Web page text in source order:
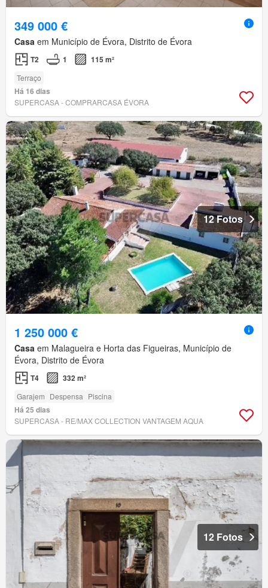
349 000 €
Casa em Município de Évora, Distrito de Évora
T2 1 115 m²
Terraço
Há 16 dias
SUPERCASA - COMPRARCASA ÉVORA
12 Fotos
1 250 000 €
Casa em Malagueira e Horta das Figueiras, Município de
Évora, Distrito de Évora
T4 332 m²
Garajem Despensa Piscina
Há 25 dias
SUPERCASA - RE/MAX COLLECTION VANTAGEM AQUA
12 Fotos